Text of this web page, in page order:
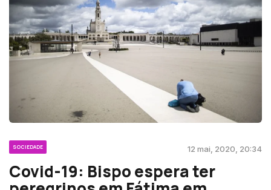
SOCIEDADE 12 mai, 2020, 20:34
Covid-19: Bispo espera ter